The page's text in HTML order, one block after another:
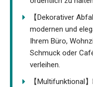
【Dekorativer
modernen und
Ihrem Büro,
Schmuck oder
verleihen.
【Multifunktional